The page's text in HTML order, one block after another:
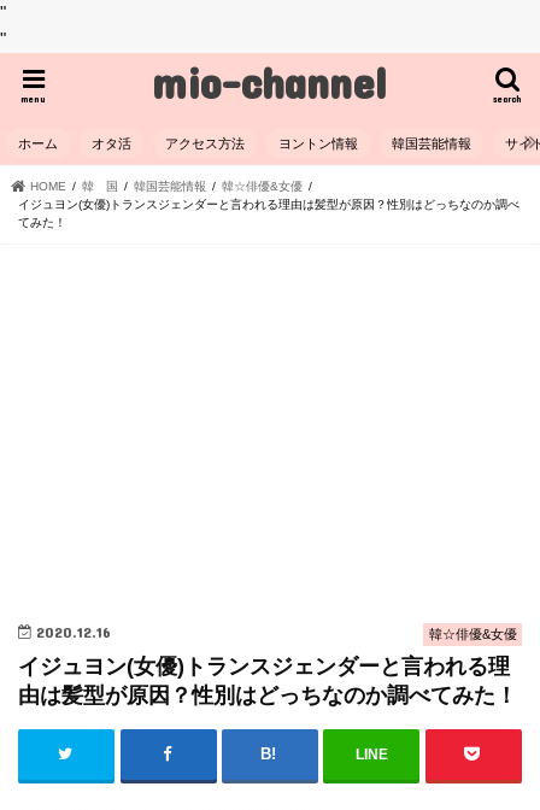
"
"
mio-channel search
menu
ホーム オタ活 アクセス方法 ヨントン情報 韓国芸能情報 サイ
HOME 韓 国 韓国芸能情報
韓☆俳優&女優
​イジュヨン(女優)トランスジェンダーと言われる理由は髪型が原因？性別はどっちなのか調べ
てみた！
韓☆俳優&女優
2020.12.16
​イジュヨン(女優)トランスジェンダーと言われる理
由は髪型が原因？性別はどっちなのか調べてみた！
LINE